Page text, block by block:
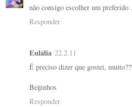
não consigo escolher um
Responder
Eulália 22.2.11
É preciso dizer que gostei,
Beijinhos
Responder